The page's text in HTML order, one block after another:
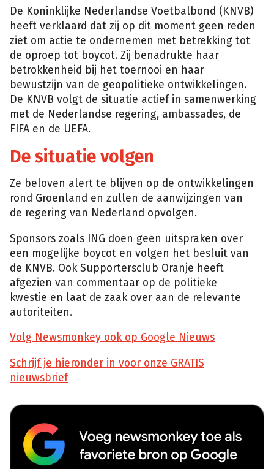
De Koninklijke Nederlandse Voetbalbond (KNVB)
heeft verklaard dat zij op dit moment geen reden
ziet om actie te ondernemen met betrekking tot
de oproep tot boycot. Zij benadrukte haar
betrokkenheid bij het toernooi en haar
bewustzijn van de geopolitieke ontwikkelingen.
De KNVB volgt de situatie actief in samenwerking
met de Nederlandse regering, ambassades, de
FIFA en de UEFA.
De situatie volgen
Ze beloven alert te blijven op de ontwikkelingen
rond Groenland en zullen de aanwijzingen van
de regering van Nederland opvolgen.
Sponsors zoals ING doen geen uitspraken over
een mogelijke boycot en volgen het besluit van
de KNVB. Ook Supportersclub Oranje heeft
afgezien van commentaar op de politieke
kwestie en laat de zaak over aan de relevante
autoriteiten.
Volg Newsmonkey ook op Google Nieuws
Schrijf je hieronder in voor onze GRATIS
nieuwsbrief